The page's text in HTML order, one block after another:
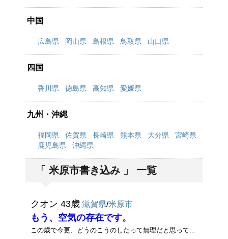
中国
広島県 岡山県 島根県 鳥取県 山口県
四国
香川県 徳島県 高知県 愛媛県
九州・沖縄
福岡県 佐賀県 長崎県 熊本県 大分県
宮崎県
鹿児島県
沖縄県
「 米原市書き込み 」 一覧
クオン 43歳 滋賀県/米原市
もう、空気の存在です。
この歳で今更、どうのこうのしたって無理だと思ってます。それなら、今後の事を考えて行動したいと思い登録しました。